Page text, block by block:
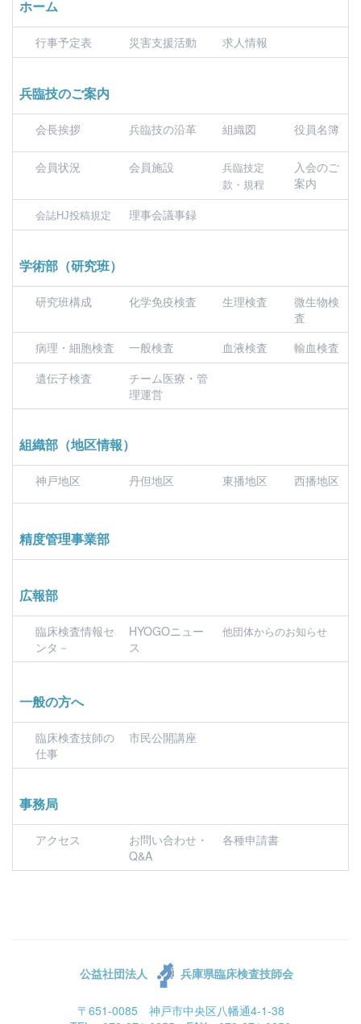
ホーム
行事予定表 災害支援活動 求人情報
兵臨技のご案内
会長挨拶 兵臨技の沿革 組織図 役員名簿
会員状況 会員施設
兵臨技定
款・規程
入会のご
案内
会誌HJ投稿規定 理事会議事録
学術部（研究班）
研究班構成 化学免疫検査 生理検査
微生物検
査
病理・細胞検査
一般検査 血液検査
輸血検査
遺伝子検査
チーム医療・管
理運営
組織部（地区情報）
神戸地区 丹但地区 東播地区 西播地区
精度管理事業部
広報部
臨床検査情報セ
ンタ－
HYOGOニュー
ス
他団体からのお知らせ
一般の方へ
臨床検査技師の
仕事
市民公開講座
事務局
アクセス
お問い合わせ・
Q&A
各種申請書
公益社団法人 兵庫県臨床検査技師会
〒651-0085 神戸市中央区八幡通4-1-38